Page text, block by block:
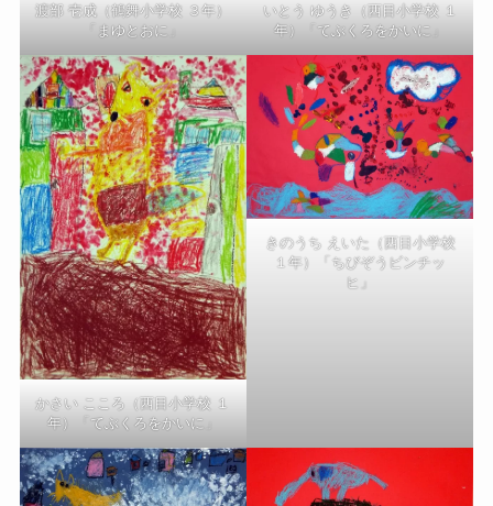
渡部 壱成（鶴舞小学校 ３年）
「まゆとおに」
いとう ゆうき（西目小学校 １
年）「てぶくろをかいに」
かさい こころ（西目小学校 １
年）「てぶくろをかいに」
きのうち えいた（西目小学校
１年）「ちびぞうビンチッ
ヒ」